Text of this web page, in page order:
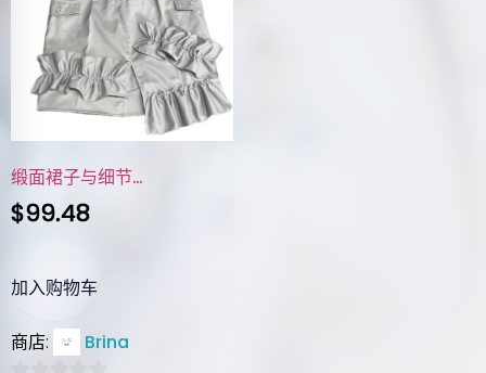
缎面裙子与细节…
$99.48
加入购物车
商店: Brina